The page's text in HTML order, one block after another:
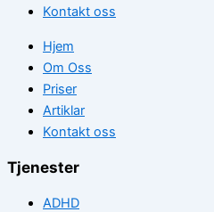
Kontakt oss
Hjem
Om Oss
Priser
Artiklar
Kontakt oss
Tjenester
ADHD